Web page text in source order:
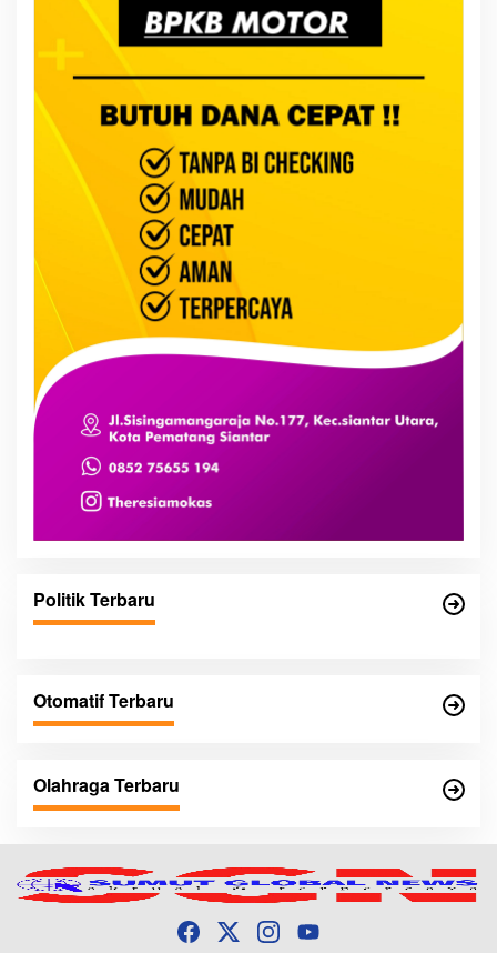
Politik Terbaru
Otomatif Terbaru
Olahraga Terbaru